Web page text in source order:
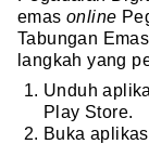
emas online
Tabungan
langkah yang
Unduh
Play Store.
Buka